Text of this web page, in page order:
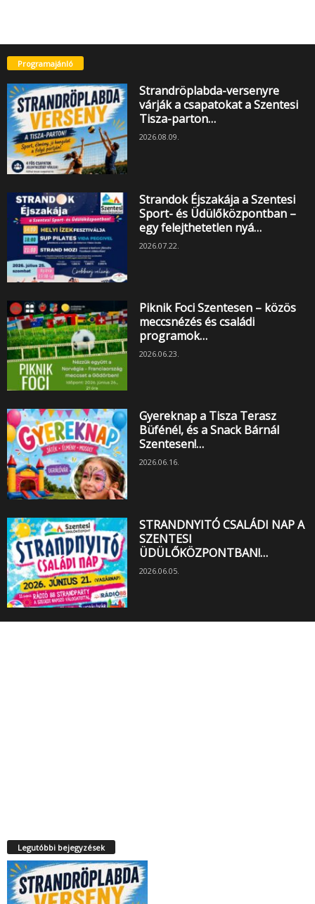
Programajánló
Strandröplabda-versenyre
várják a csapatokat a Szentesi
Tisza-parton…
2026.08.09.
Strandok Éjszakája a Szentesi
Sport- és Üdülőközpontban –
egy felejthetetlen nyá…
2026.07.22.
Piknik Foci Szentesen – közös
meccsnézés és családi
programok…
2026.06.23.
Gyereknap a Tisza Terasz
Büfénél, és a Snack Bárnál
Szentesen!…
2026.06.16.
STRANDNYITÓ CSALÁDI NAP A
SZENTESI
ÜDÜLŐKÖZPONTBAN!…
2026.06.05.
Legutóbbi bejegyzések